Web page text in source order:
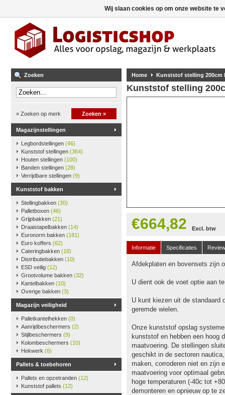
Zoeken
» Zoeken op merk Zoeken »
Magazijnstellingen
Legbordstellingen (46)
Kunststof stellingen (364)
Houten stellingen (100)
Banden stellingen (28)
Verrijdbare stellingen (9)
Kunststof bakken
Stellingbakken (30)
Palletboxen (46)
Grijpbakken (21)
Draaistapelbakken (14)
Euronorm bakken (181)
Euro koffers (62)
Cateringbakken (18)
Distributiebakken (10)
ESD veilig (12)
Grootvolume bakken (32)
Kantelbakken (10)
Overige bakken (3)
Magazijn veiligheid
Palletkantelhekken (0)
Aanrijdbeschermers (2)
Stijlbeschermers (9)
Kolombeschermers (10)
Hekwerk (6)
Pallets & toebehoren
Pallets en opzetranden (12)
Kunststof pallets (12)
Home Kunststof stelling 200cm
Kunststof stelling
€664,82 Excl. btw
Informatie Specificaties
Afdekplaten en bovensets zijn
U dient ook de voet optie aan
U kunt kiezen uit de standaard
geremde wielen.
Onze kunststof opslag
kunststof en hebben een hoog
maatvoering. De stellingen
geschikt in de sectoren
maken, corroderen niet en zijn
maatvoering voor optimaal
hoge temperaturen (-40c tot
demonteren en opnieuw op te
Wij slaan cookies op om onze website te